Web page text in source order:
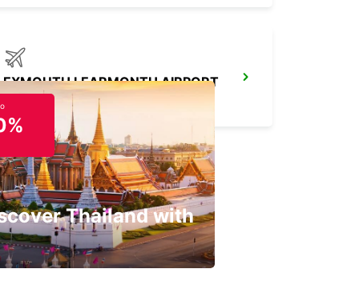
EXMOUTH LEARMONTH AIRPORT
EXMOUTH - AUSTRALIA
Thailand with